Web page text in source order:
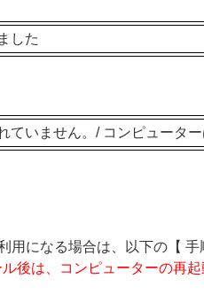
した
ていません。/ コンピュータ
用になる場合は、以下の【
後は、コンピューターの再